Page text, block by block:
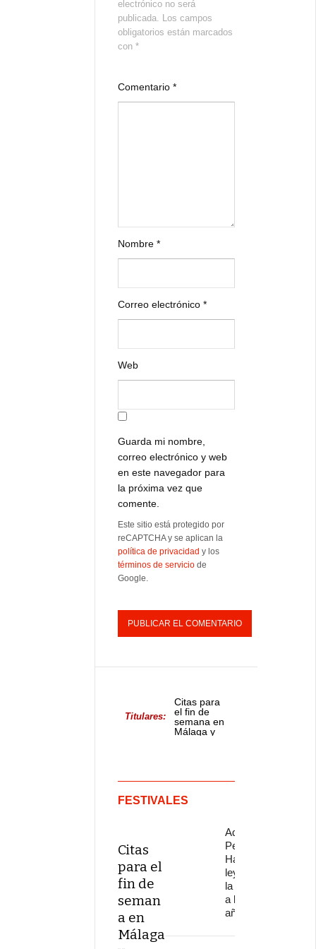
electrónico no será
publicada. Los campos
obligatorios están marcados
con*
Comentario*
Nombre*
Correo electrónico*
Web
Guarda mi nombre,
correo electrónico y web
en este navegador para
la próxima vez que
comente.
Este sitio está protegido por
reCAPTCHA y se aplican la
política de privacidad y los
términos de servicio de
Google.
Titulares:
Citas para
el fin de
semana en
Málaga y
FESTIVALES
Citas
para el
fin de
seman
a en
Málaga
Adiós a
Pepe
Habichuela,
leyenda de
la guitarra,
a los 82
años